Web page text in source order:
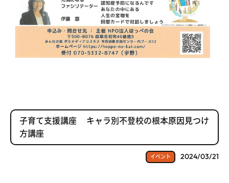
子育て支援講座 キャラ別不登校の根本原因見つけ
方講座
イベント 2024/03/21